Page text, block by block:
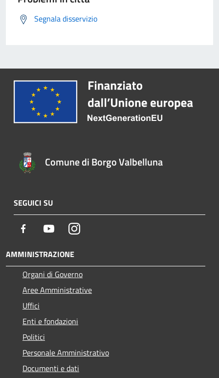
Segnala disservizio
Comune di Borgo Valbelluna
SEGUICI SU
Facebook YoutubeInstagram
AMMINISTRAZIONE
Organi di Governo
Aree Amministrative
Uffici
Enti e fondazioni
Politici
Personale Amministrativo
Documenti e dati